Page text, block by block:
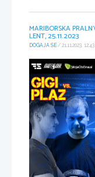
MARIBORSKA
LENT, 25.11.2023
DOGAJA SE/ 21.11.2023,